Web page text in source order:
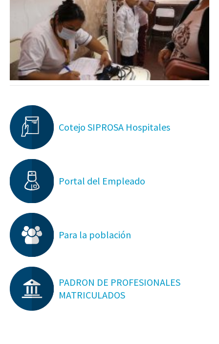
Cotejo SIPROSA Hospitales
Portal del Empleado
Para la población
PADRON DE PROFESIONALES
MATRICULADOS